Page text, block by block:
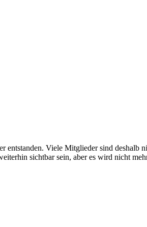
entstanden. Viele Mitglieder sind
sichtbar sein, aber es wird nicht